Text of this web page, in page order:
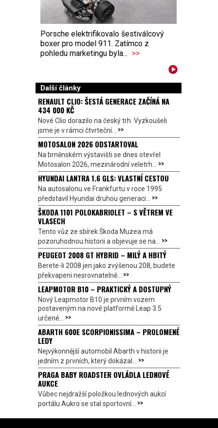
Porsche elektrifikovalo šestiválcový
boxer pro model 911. Zatímco z
pohledu marketingu byla... >>
Další články
RENAULT CLIO: ŠESTÁ GENERACE ZAČÍNÁ NA
434 000 KČ
Nové Clio dorazilo na český trh. Vyzkoušeli
jsme je v rámci čtvrteční... >>
MOTOSALON 2026 ODSTARTOVAL
Na brněnském výstavišti se dnes otevřel
Motosalon 2026, mezinárodní veletrh... >>
HYUNDAI LANTRA 1.6 GLS: VLASTNÍ CESTOU
Na autosalonu ve Frankfurtu v roce 1995
představil Hyundai druhou generaci... >>
ŠKODA 1101 POLOKABRIOLET – S VĚTREM VE
VLASECH
Tento vůz ze sbírek Škoda Muzea má
pozoruhodnou historii a objevuje se na... >>
PEUGEOT 2008 GT HYBRID – MILÝ A HBITÝ
Berete-li 2008 jen jako zvýšenou 208, budete
překvapeni nesrovnatelně... >>
LEAPMOTOR B10 – PRAKTICKÝ A DOSTUPNÝ
Nový Leapmotor B10 je prvním vozem
postaveným na nové platformě Leap 3.5
určené... >>
ABARTH 600E SCORPIONISSIMA – PROLOMENÉ
LEDY
Nejvýkonnější automobil Abarth v historii je
jedním z prvních, který dokázal... >>
PRAGA BABY ROADSTER OVLÁDLA LEDNOVÉ
AUKCE
Vůbec nejdražší položkou lednových aukcí
portálu Aukro se stal sportovní... >>